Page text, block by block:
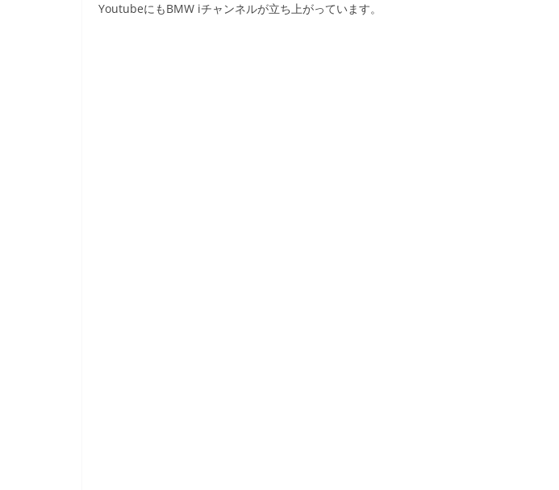
YoutubeにもBMW iチャンネルが立ち上がっています。